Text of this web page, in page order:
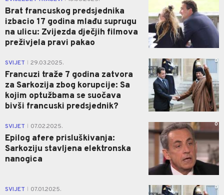
Brat francuskog predsjednika
izbacio 17 godina mlađu suprugu
na ulicu: Zvijezda dječjih filmova
preživjela pravi pakao
SVIJET 29.03.2025.
Francuzi traže 7 godina zatvora
za Sarkozija zbog korupcije: Sa
kojim optužbama se suočava
bivši francuski predsjednik?
0
SVIJET 07.02.2025.
Epilog afere prisluškivanja:
Sarkoziju stavljena elektronska
nanogica
0
SVIJET 07.01.2025. 0